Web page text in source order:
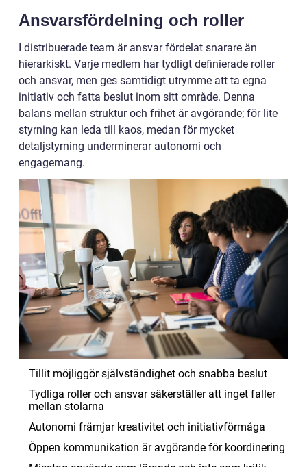
Ansvarsfördelning och roller
I distribuerade team är ansvar fördelat snarare än
hierarkiskt. Varje medlem har tydligt definierade roller
och ansvar, men ges samtidigt utrymme att ta egna
initiativ och fatta beslut inom sitt område. Denna
balans mellan struktur och frihet är avgörande; för lite
styrning kan leda till kaos, medan för mycket
detaljstyrning underminerar autonomi och
engagemang.
Tillit möjliggör självständighet och snabba beslut
Tydliga roller och ansvar säkerställer att inget faller
mellan stolarna
Autonomi främjar kreativitet och initiativförmåga
Öppen kommunikation är avgörande för koordinering